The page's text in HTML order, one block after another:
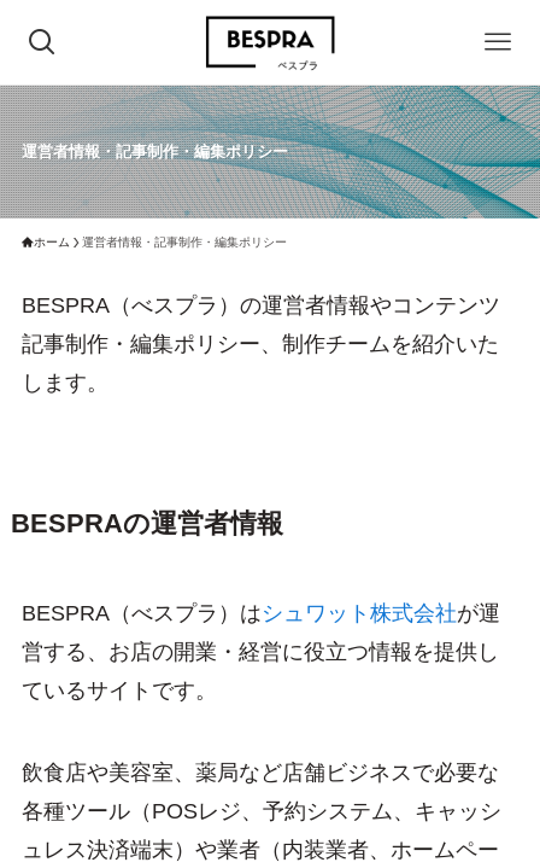
運営者情報・記事制作・編集ポリシー
ホーム 運営者情報・記事制作・編集ポリシー
BESPRA（べスプラ）の運営者情報やコンテンツ
記事制作・編集ポリシー、制作チームを紹介いた
します。
BESPRAの運営者情報
BESPRA（べスプラ）はシュワット株式会社が運
営する、お店の開業・経営に役立つ情報を提供し
ているサイトです。
飲食店や美容室、薬局など店舗ビジネスで必要な
各種ツール（POSレジ、予約システム、キャッシ
ュレス決済端末）や業者（内装業者、ホームペー